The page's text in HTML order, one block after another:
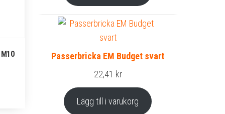
Passerbricka EM Budget svart
22,41 kr
Lägg till i varukorg